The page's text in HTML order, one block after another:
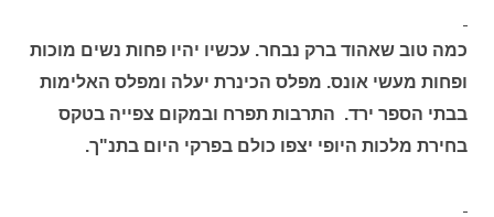
כמה טוב שאהוד ברק נבחר. עכשיו יהיו פחות נשים מוכות
ופחות מעשי אונס. מפלס הכינרת יעלה ומפלס האלימות
בבתי הספר ירד. התרבות תפרח ובמקום צפייה בטקס
בחירת מלכות היופי יצפו כולם בפרקי היום בתנ"ך.